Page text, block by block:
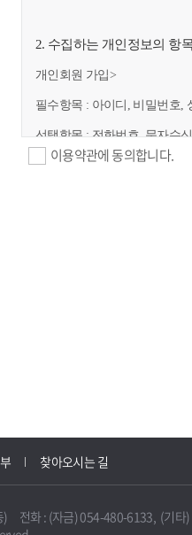
2. 수집하는 개인정보의 항
개인회원 가입>
필수항목 : 아이디, 비밀번호,
선택항목 : 전화번호, 문자수
니다.
불필요하게 되었을 때에는
이용약관에 동의합니다.
찾아오시는 길
) 전화 : (자금) 054-480-6133, (기타